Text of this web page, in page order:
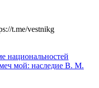
t.me/vestnikg
национальностей
мой: наследие В. М.